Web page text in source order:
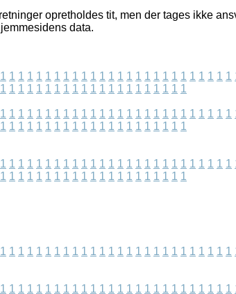
opretholdes tit, men der tages ikke
data.
1 1 1 1 1 1 1 1 1 1 1 1 1 1 1 1 1 1 1 1 1 1 1 1 1 1
1 1 1 1 1 1 1 1 1 1 1 1 1 1 1 1 1 1 1 1 1
1 1 1 1 1 1 1 1 1 1 1 1 1 1 1 1 1 1 1 1 1 1 1 1 1 1
1 1 1 1 1 1 1 1 1 1 1 1 1 1 1 1 1 1 1 1 1
1 1 1 1 1 1 1 1 1 1 1 1 1 1 1 1 1 1 1 1 1 1 1 1 1 1
1 1 1 1 1 1 1 1 1 1 1 1 1 1 1 1 1 1 1 1 1
1 1 1 1 1 1 1 1 1 1 1 1 1 1 1 1 1 1 1 1 1 1 1 1 1 1
1 1 1 1 1 1 1 1 1 1 1 1 1 1 1 1 1 1 1 1 1 1 1 1 1 1